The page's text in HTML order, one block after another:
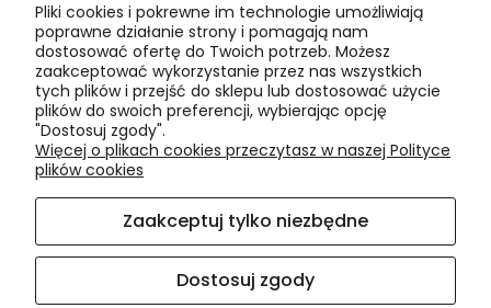
Informacje
Polityka cookies
Polityka prywatności
Blog
O nas
Kontakt i dane firmy
O firmie
Pliki cookies i pokrewne im technologie umożliwiają
poprawne działanie strony i pomagają nam
dostosować ofertę do Twoich potrzeb. Możesz
zaakceptować wykorzystanie przez nas wszystkich
tych plików i przejść do sklepu lub dostosować użycie
plików do swoich preferencji, wybierając opcję
"Dostosuj zgody".
Więcej o plikach cookies przeczytasz w naszej Polityce
plików cookies
Zaakceptuj tylko niezbędne
Dostosuj zgody